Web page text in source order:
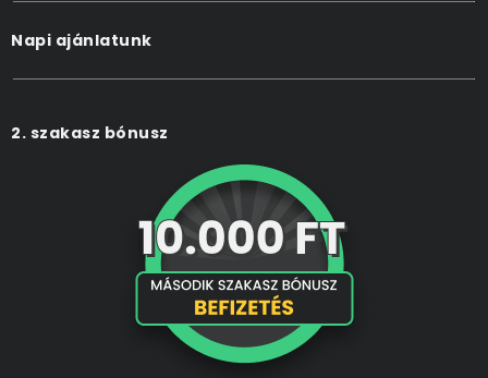
Napi ajánlatunk
2. szakasz bónusz